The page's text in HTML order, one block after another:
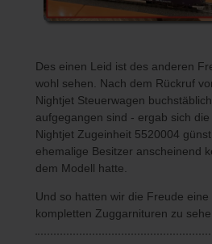
Des einen Leid ist des anderen
wohl sehen. Nach dem Rückruf
Nightjet Steuerwagen
aufgegangen sind - ergab sich
Nightjet Zugeinheit 5520004
ehemalige Besitzer anscheinend
dem Modell hatte.
Und so hatten wir die Freude
kompletten Zuggarnituren zu